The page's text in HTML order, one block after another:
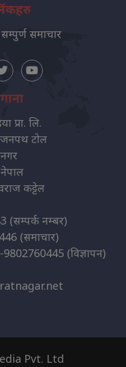
सम्पुर्ण समाचार
प्रा. लि.
जनपथ टोल
कट्टेल
(सम्पर्क नम्बर)
(समाचार)
9802760445 (विज्ञापन)
Pvt. Ltd